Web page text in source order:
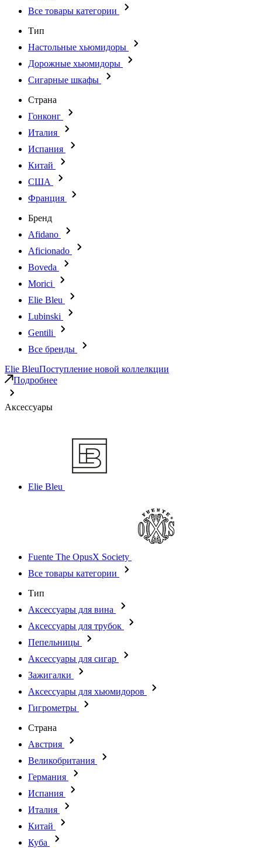
Все товары категории
Тип
Настольные хьюмидоры
Дорожные хьюмидоры
Сигарные шкафы
Страна
Гонконг
Италия
Испания
Китай
США
Франция
Бренд
Afidano
Aficionado
Boveda
Morici
Elie Bleu
Lubinski
Gentili
Все бренды
Elie BleuПоступление новой коллелкции
Подробнее
Аксессуары
Elie Bleu
Fuente The OpusX Society
Все товары категории
Тип
Аксессуары для вина
Аксессуары для трубок
Пепельницы
Аксессуары для сигар
Зажигалки
Аксессуары для хьюмидоров
Гигрометры
Страна
Австрия
Великобритания
Германия
Испания
Италия
Китай
Куба